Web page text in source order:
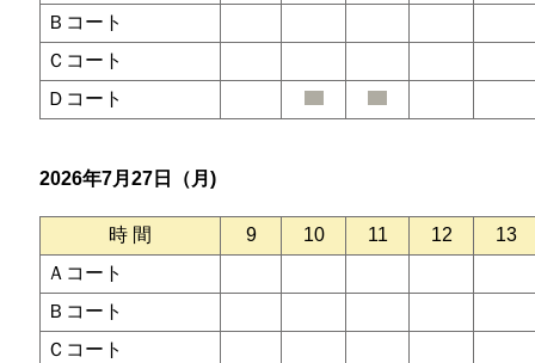
Ｂコート
Ｃコート
Ｄコート
2026年7月27日（月)
時 間 9 10 11 12
13
Ａコート
Ｂコート
Ｃコート